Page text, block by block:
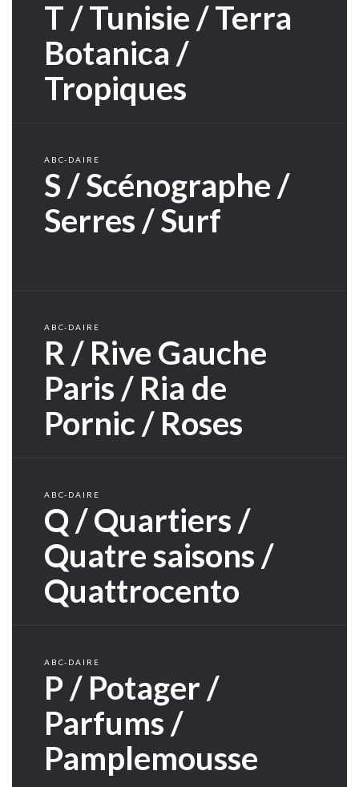
T / Tunisie / Terra
Botanica /
Tropiques
ABC-DAIRE
S / Scénographe /
Serres / Surf
ABC-DAIRE
R / Rive Gauche
Paris / Ria de
Pornic / Roses
ABC-DAIRE
Q / Quartiers /
Quatre saisons /
Quattrocento
ABC-DAIRE
P / Potager /
Parfums /
Pamplemousse